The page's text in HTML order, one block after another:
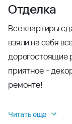
Отделка
Все квартиры
взяли на себя
дорогостоящие
приятное –
ремонте!
Читать еще